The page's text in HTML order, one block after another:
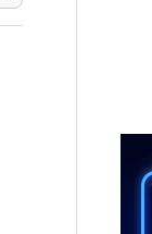
입에도 박스권…美
탄도미사일 발사